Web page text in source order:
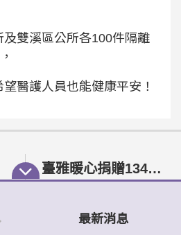
雙溪區公所各100件隔離
醫護人員也能健康平安！
臺雅暖心捐贈134個小家電助63戶，弱勢家庭揪甘心!
最新消息